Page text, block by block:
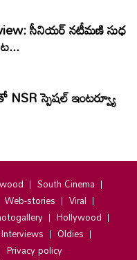
సీనియర్ నటీమణి సుధ
స్పెషల్ ఇంటర్వ్యూ
South Cinema
Web-stories
Viral
Hollywood
Oldies
Privacy policy